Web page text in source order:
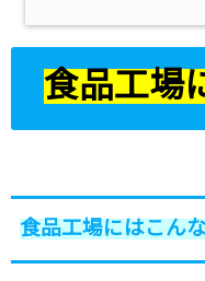
食品工場
食品工場にはこん